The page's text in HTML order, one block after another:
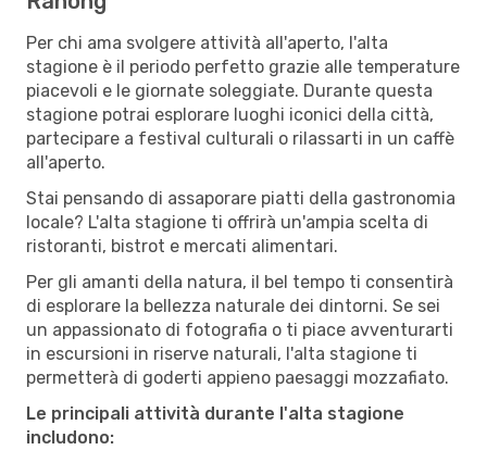
Per chi ama svolgere attività all'aperto, l'alta
stagione è il periodo perfetto grazie alle temperature
piacevoli e le giornate soleggiate. Durante questa
stagione potrai esplorare luoghi iconici della città,
partecipare a festival culturali o rilassarti in un caffè
all'aperto.
Stai pensando di assaporare piatti della gastronomia
locale? L'alta stagione ti offrirà un'ampia scelta di
ristoranti, bistrot e mercati alimentari.
Per gli amanti della natura, il bel tempo ti consentirà
di esplorare la bellezza naturale dei dintorni. Se sei
un appassionato di fotografia o ti piace avventurarti
in escursioni in riserve naturali, l'alta stagione ti
permetterà di goderti appieno paesaggi mozzafiato.
Le principali attività durante l'alta stagione
includono: